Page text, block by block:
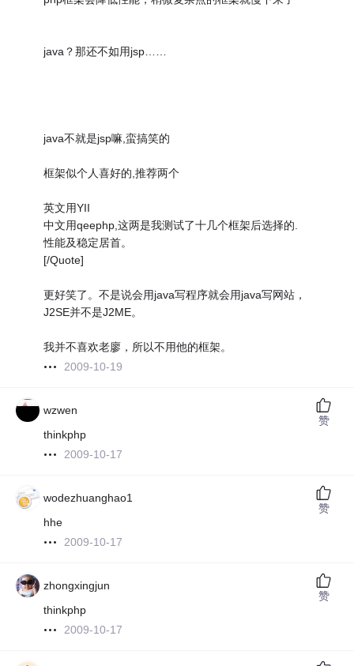
java？那还不如用jsp……
java不就是jsp嘛,蛮搞笑的
框架似个人喜好的,推荐两个
英文用YII
中文用qeephp,这两是我测试了十几个框架后选择的.
性能及稳定居首。
[/Quote]
更好笑了。不是说会用java写程序就会用java写网站，
J2SE并不是J2ME。
我并不喜欢老廖，所以不用他的框架。
2009-10-19
wzwen
thinkphp
2009-10-17
赞
wodezhuanghao1
hhe
2009-10-17
赞
zhongxingjun
thinkphp
2009-10-17
赞